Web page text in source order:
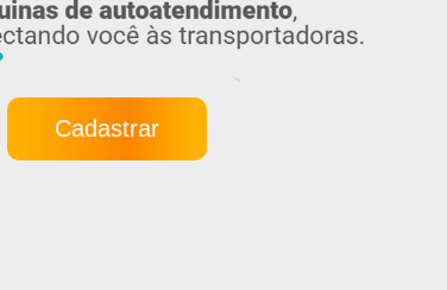
Cadastrar